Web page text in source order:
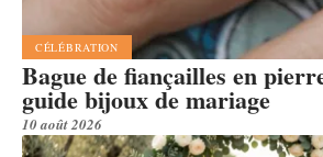
CÉLÉBRATION
Bague de fiançailles en
guide bijoux de mariage
10 août 2026